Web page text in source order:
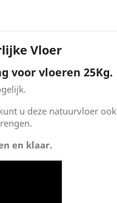
Vloer
voor vloeren 25Kg.
u deze natuurvloer ook
en klaar.